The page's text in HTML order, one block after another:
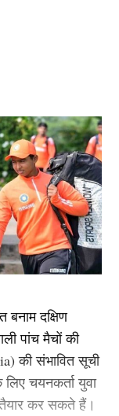
दक्षिण
पांच मैचों की
की संभावित सूची
चयनकर्ता युवा
कर सकते हैं।